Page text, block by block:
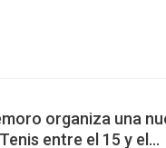
organiza una
entre el 15 y el…